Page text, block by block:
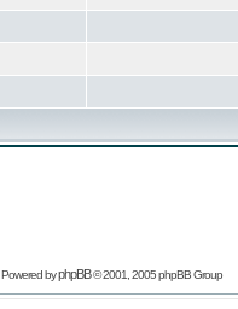
Powered byphpBB© 2001, 2005 phpBB Group